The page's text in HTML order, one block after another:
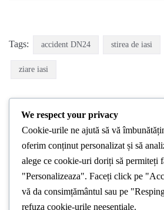
Tags: accident DN24 stirea de iasi
ziare iasi
We respect your privacy
Cookie-urile ne ajută să vă
oferim conținut personalizat și să
alege ce cookie-uri doriți să permiteți
"Personalizeaza". Faceți click pe
vă da consimțământul sau pe
refuza cookie-urile neesențiale.